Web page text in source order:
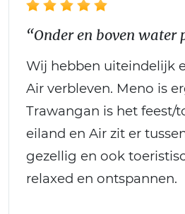
“Onder en boven
Wij hebben uiteindelijk
Air verbleven. Meno is
Trawangan is het feest/
eiland en Air zit er
gezellig en ook
relaxed en ontspannen.